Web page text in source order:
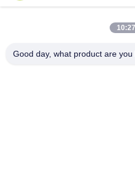
Good day, what product are